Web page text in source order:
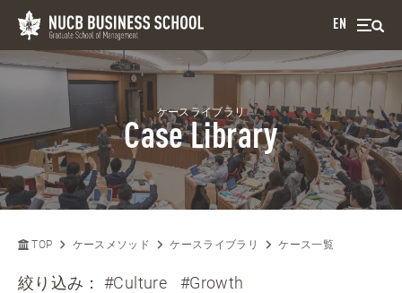
EN
ケースライブラリ
Case Library
TOP ケースメソッド ケースライブラリ ケース一覧
絞り込み：#Culture #Growth